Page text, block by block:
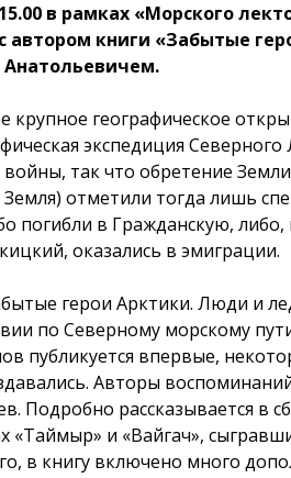
в рамках «Морского
автором книги «Забытые
крупное географическое
экспедиция
так что обретение
отметили тогда лишь
погибли в Гражданскую, либо,
оказались в эмиграции.
герои Арктики. Люди и
по Северному морскому
публикуется впервые,
Авторы
Подробно рассказывается в
«Таймыр» и «Вайгач»,
в книгу включено много